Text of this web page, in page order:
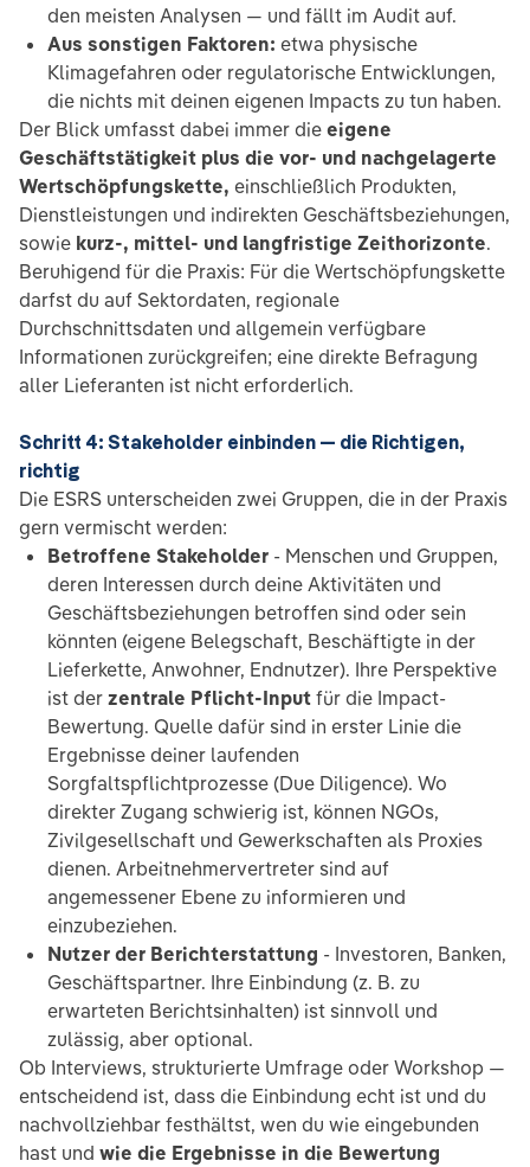
den meisten Analysen — und fällt im Audit auf.
Aus sonstigen Faktoren: etwa physische
Klimagefahren oder regulatorische Entwicklungen,
die nichts mit deinen eigenen Impacts zu tun haben.
Der Blick umfasst dabei immer die eigene
Geschäftstätigkeit plus die vor- und nachgelagerte
Wertschöpfungskette, einschließlich Produkten,
Dienstleistungen und indirekten Geschäftsbeziehungen,
sowie kurz-, mittel- und langfristige Zeithorizonte.
Beruhigend für die Praxis: Für die Wertschöpfungskette
darfst du auf Sektordaten, regionale
Durchschnittsdaten und allgemein verfügbare
Informationen zurückgreifen; eine direkte Befragung
aller Lieferanten ist nicht erforderlich.
Schritt 4: Stakeholder einbinden — die Richtigen,
richtig
Die ESRS unterscheiden zwei Gruppen, die in der Praxis
gern vermischt werden:
Betroffene Stakeholder - Menschen und Gruppen,
deren Interessen durch deine Aktivitäten und
Geschäftsbeziehungen betroffen sind oder sein
könnten (eigene Belegschaft, Beschäftigte in der
Lieferkette, Anwohner, Endnutzer). Ihre Perspektive
ist der zentrale Pflicht-Input für die Impact-
Bewertung. Quelle dafür sind in erster Linie die
Ergebnisse deiner laufenden
Sorgfaltspflichtprozesse (Due Diligence). Wo
direkter Zugang schwierig ist, können NGOs,
Zivilgesellschaft und Gewerkschaften als Proxies
dienen. Arbeitnehmervertreter sind auf
angemessener Ebene zu informieren und
einzubeziehen.
Nutzer der Berichterstattung - Investoren, Banken,
Geschäftspartner. Ihre Einbindung (z. B. zu
erwarteten Berichtsinhalten) ist sinnvoll und
zulässig, aber optional.
Ob Interviews, strukturierte Umfrage oder Workshop —
entscheidend ist, dass die Einbindung echt ist und du
nachvollziehbar festhältst, wen du wie eingebunden
hast und wie die Ergebnisse in die Bewertung